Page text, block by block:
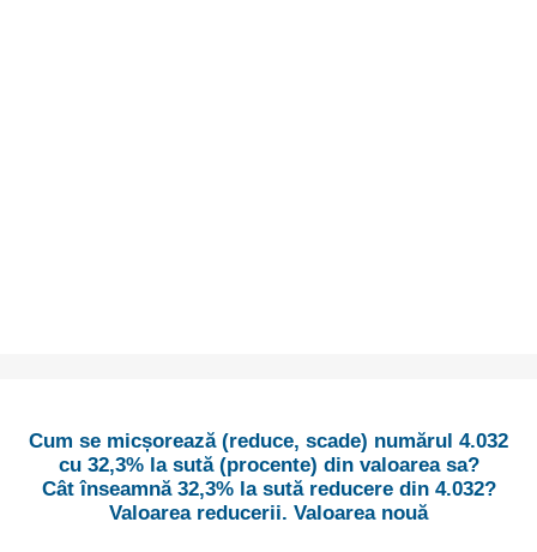
Cum se micșorează (reduce, scade) numărul 4.032
cu 32,3% la sută (procente) din valoarea sa?
Cât înseamnă 32,3% la sută reducere din 4.032?
Valoarea reducerii. Valoarea nouă